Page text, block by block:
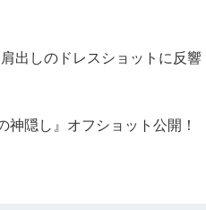
出しのドレスショットに反
神隠し』オフショット公開！